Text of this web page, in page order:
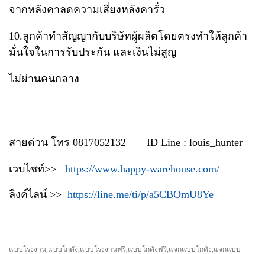
จากหลังคา​ลดความเสี่ยงหลังคารั่ว
10.ลูกค้าทำสัญญากับบริษัทผู้ผลิตโดยตรงทำให้ลูกค้า
มั่นใจในการรับประกัน​ และเงินไม่สูญ
ไม่ผ่านคนกลาง
สายด่วน โทร 0817052132 ID Line : louis_hunter
เวบไซท์>> https://www.happy-warehouse.com/
ลิงค์ไลน์ >> https://line.me/ti/p/a5CBOmU8Ye
แบบโรงงาน,แบบโกดัง,แบบโรงงานฟรี,แบบโกดังฟรี,แจกแบบโกดัง,แจกแบบ